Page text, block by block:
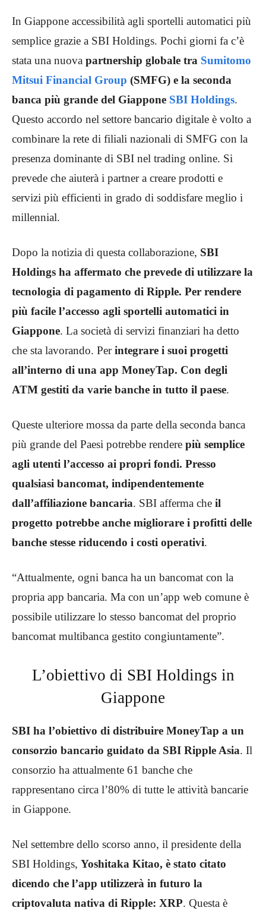
In Giappone accessibilità agli sportelli automatici più
semplice grazie a SBI Holdings. Pochi giorni fa c’è
stata una nuova partnership globale tra Sumitomo
Mitsui Financial Group (SMFG) e la seconda
banca più grande del Giappone SBI Holdings.
Questo accordo nel settore bancario digitale è volto a
combinare la rete di filiali nazionali di SMFG con la
presenza dominante di SBI nel trading online. Si
prevede che aiuterà i partner a creare prodotti e
servizi più efficienti in grado di soddisfare meglio i
millennial.
Dopo la notizia di questa collaborazione, SBI
Holdings ha affermato che prevede di utilizzare la
tecnologia di pagamento di Ripple. Per rendere
più facile l’accesso agli sportelli automatici in
Giappone. La società di servizi finanziari ha detto
che sta lavorando. Perintegrare i suoi progetti
all’interno di una app MoneyTap. Con degli
ATM gestiti da varie banche in tutto il paese.
Queste ulteriore mossa da parte della seconda banca
più grande del Paesi potrebbe rendere più semplice
agli utenti l’accesso ai propri fondi. Presso
qualsiasi bancomat, indipendentemente
dall’affiliazione bancaria. SBI afferma che il
progetto potrebbe anche migliorare i profitti delle
banche stesse riducendo i costi operativi.
“Attualmente, ogni banca ha un bancomat con la
propria app bancaria. Ma con un’app web comune è
possibile utilizzare lo stesso bancomat del proprio
bancomat multibanca gestito congiuntamente”.
L’obiettivo di SBI Holdings in
Giappone
SBI ha l’obiettivo di distribuire MoneyTap a un
consorzio bancario guidato da SBI Ripple Asia. Il
consorzio ha attualmente 61 banche che
rappresentano circa l’80% di tutte le attività bancarie
in Giappone.
Nel settembre dello scorso anno, il presidente della
SBI Holdings, Yoshitaka Kitao, è stato citato
dicendo che l’app utilizzerà in futuro la
criptovaluta nativa di Ripple: XRP. Questa è